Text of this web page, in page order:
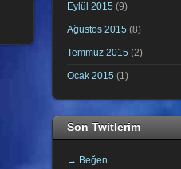
Eylül 2015 (9)
Ağustos 2015 (8)
Temmuz 2015 (2)
Ocak 2015 (1)
Son Twitlerim
→ Beğen